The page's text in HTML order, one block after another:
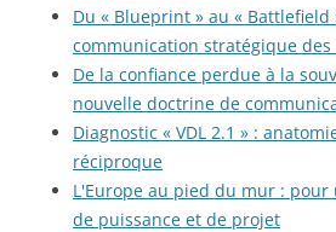
Du « Blueprint » au « Battlefield
communication stratégique des
De la confiance perdue à la
nouvelle doctrine de
Diagnostic « VDL 2.1 » :
réciproque
L'Europe au pied du mur :
de puissance et de projet